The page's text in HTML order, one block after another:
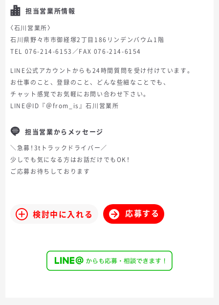
担当営業所情報
〈石川営業所〉
石川県野々市市御経塚2丁目186リンデンバウム1階
TEL 076-214-6153／FAX 076-214-6154
LINE公式アカウントからも24時間質問を受け付けています。
お仕事のこと、登録のこと、どんな些細なことでも、
チャット感覚でお気軽にお問い合わせ下さい。
LINE＠ID『＠from_is』石川営業所
担当営業からメッセージ
＼急募！3tトラックドライバー／
少しでも気になる方はお話だけでもOK！
ご応募お待ちしております
検討中に入れる 応募する